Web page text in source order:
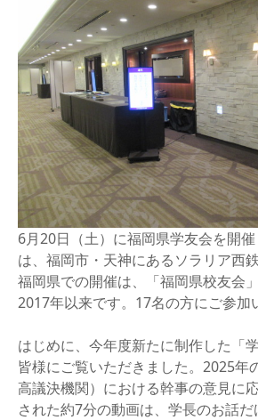
6月20日（土）に福岡県学友会を開
は、福岡市・天神にあるソラリア西
福岡県での開催は、「福岡県校友会
2017年以来です。17名の方にご参加
はじめに、今年度新たに制作した「
皆様にご覧いただきました。2025年
高議決機関）における幹事の意見に
された約7分の動画は、学長のお話